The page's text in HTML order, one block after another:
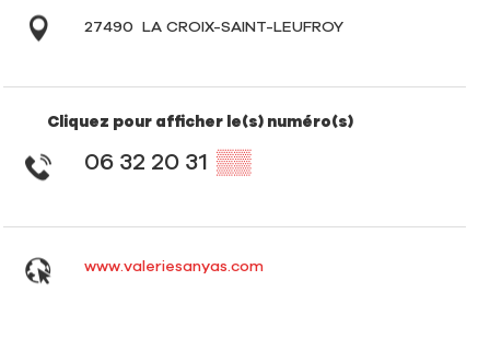
27490 LA CROIX-SAINT-LEUFROY
Cliquez pour afficher le(s) numéro(s)
06 32 20 31 ▒▒
www.valeriesanyas.com